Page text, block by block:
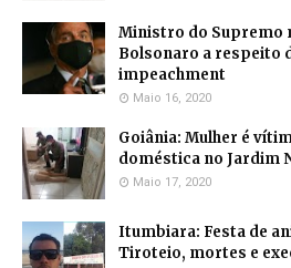
Ministro do Supremo
Bolsonaro a respeito
impeachment
Maio 16, 2020
Goiânia: Mulher é
doméstica no Jardim
Maio 17, 2020
Itumbiara: Festa de
Tiroteio, mortes e